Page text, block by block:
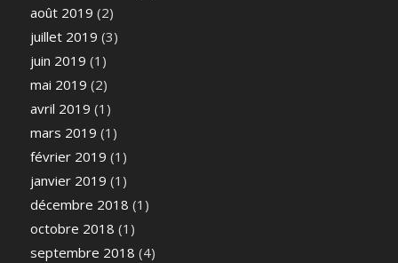
août 2019 (2)
juillet 2019 (3)
juin 2019 (1)
mai 2019 (2)
avril 2019 (1)
mars 2019 (1)
février 2019 (1)
janvier 2019 (1)
décembre 2018 (1)
octobre 2018 (1)
septembre 2018 (4)